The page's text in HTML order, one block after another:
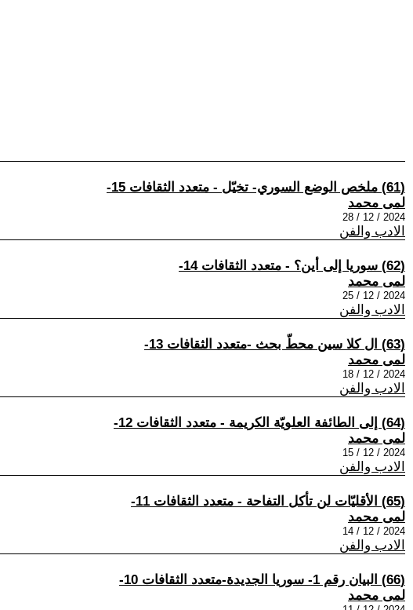
(61) ملخص الوضع السوري- تخيّل - متعدد الثقافات 15-
لمى محمد
2024 / 12 / 28
الادب والفن
(62) سوريا إلى أين؟ - متعدد الثقافات 14-
لمى محمد
2024 / 12 / 25
الادب والفن
(63) ال كلا سين محطّ بحث -متعدد الثقافات 13-
لمى محمد
2024 / 12 / 18
الادب والفن
(64) إلى الطائفة العلويّة الكريمة - متعدد الثقافات 12-
لمى محمد
2024 / 12 / 15
الادب والفن
(65) الأقليّات لن تأكل التفاحة - متعدد الثقافات 11-
لمى محمد
2024 / 12 / 14
الادب والفن
(66) البيان رقم 1- سوريا الجديدة-متعدد الثقافات 10-
لمى محمد